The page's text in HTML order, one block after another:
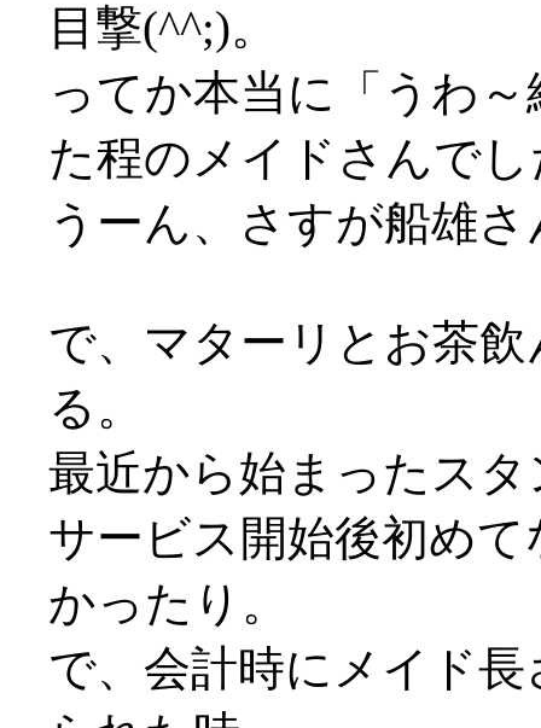
目撃(^^;)。
ってか本当に「うわ
た程のメイドさんでし
うーん、さすが船雄
で、マターリとお茶
る。
最近から始まったス
サービス開始後初め
かったり。
で、会計時にメイド